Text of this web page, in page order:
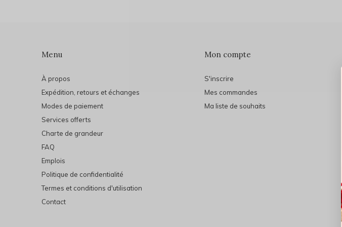
Menu
À propos
Expédition, retours et échanges
Modes de paiement
Services offerts
Charte de grandeur
FAQ
Emplois
Politique de confidentialité
Termes et conditions d'utilisation
Contact
Mon compte
S'inscrire
Mes commandes
Ma liste de souhaits